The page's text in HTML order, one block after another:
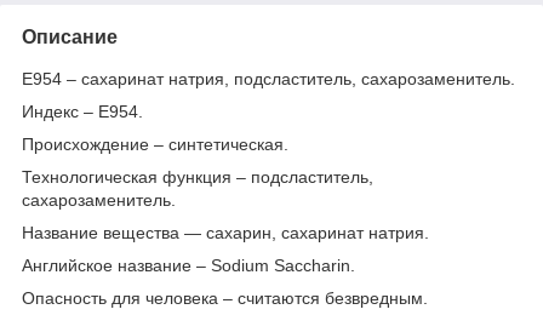
Описание
Е954 – сахаринат натрия, подсластитель, сахарозаменитель.
Индекс – Е954.
Происхождение – синтетическая.
Технологическая функция – подсластитель,
сахарозаменитель.
Название вещества — сахарин, сахаринат натрия.
Английское название – Sodium Saccharin.
Опасность для человека – считаются безвредным.